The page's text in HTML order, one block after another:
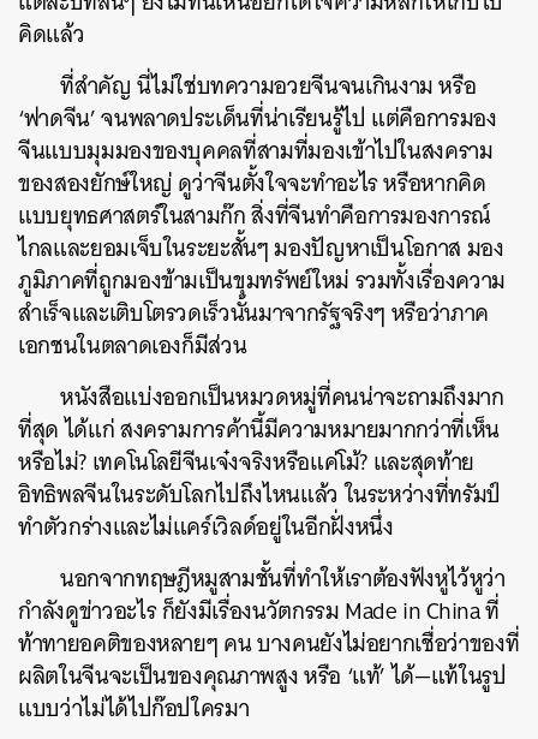
คิดแล้ว
ที่สำคัญ นี่ไม่ใช่บทความอวยจีนจนเกินงาม หรือ
‘ฟาดจีน’ จนพลาดประเด็นที่น่าเรียนรู้ไป แต่คือการมอง
จีนแบบมุมมองของบุคคลที่สามที่มองเข้าไปในสงคราม
ของสองยักษ์ใหญ่ ดูว่าจีนตั้งใจจะทำอะไร หรือหากคิด
แบบยุทธศาสตร์ในสามก๊ก สิ่งที่จีนทำคือการมองการณ์
ไกลและยอมเจ็บในระยะสั้นๆ มองปัญหาเป็นโอกาส มอง
ภูมิภาคที่ถูกมองข้ามเป็นขุมทรัพย์ใหม่ รวมทั้งเรื่องความ
สำเร็จและเติบโตรวดเร็วนั้นมาจากรัฐจริงๆ หรือว่าภาค
เอกชนในตลาดเองก็มีส่วน
หนังสือแบ่งออกเป็นหมวดหมู่ที่คนน่าจะถามถึงมาก
ที่สุด ได้แก่ สงครามการค้านี้มีความหมายมากกว่าที่เห็น
หรือไม่? เทคโนโลยีจีนเจ๋งจริงหรือแค่โม้? และสุดท้าย
อิทธิพลจีนในระดับโลกไปถึงไหนแล้ว ในระหว่างที่ทรัมป์
ทำตัวกร่างและไม่แคร์เวิลด์อยู่ในอีกฝั่งหนึ่ง
นอกจากทฤษฎีหมูสามชั้นที่ทำให้เราต้องฟังหูไว้หูว่า
กำลังดูข่าวอะไร ก็ยังมีเรื่องนวัตกรรม Made in China ที่
ท้าทายอคติของหลายๆ คน บางคนยังไม่อยากเชื่อว่าของที่
ผลิตในจีนจะเป็นของคุณภาพสูง หรือ ‘แท้’ ได้—แท้ในรูป
แบบว่าไม่ได้ไปก๊อปใครมา
ค้นหา
SHARE TWEET LINE EMAIL